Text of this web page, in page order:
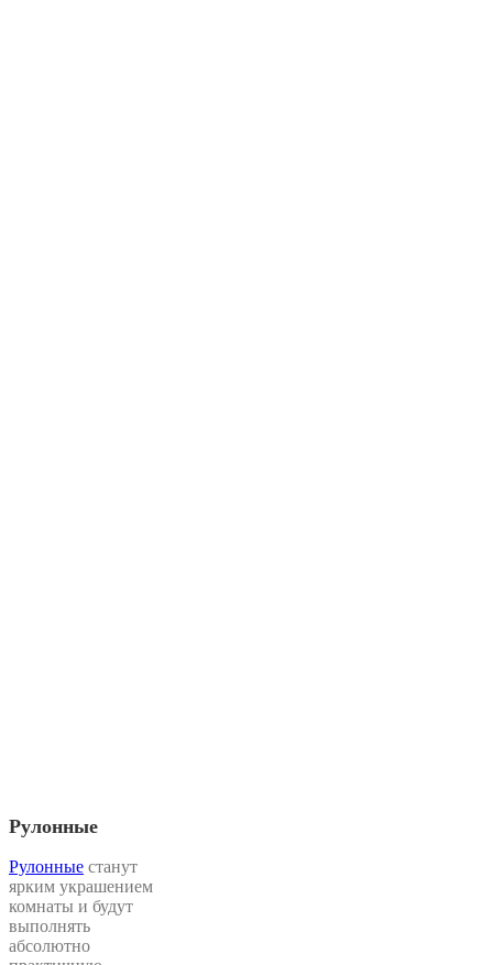
Рулонные
Рулонные станут
ярким украшением
комнаты и будут
выполнять
абсолютно